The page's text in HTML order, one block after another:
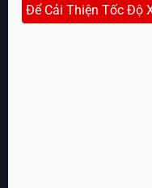
Để Cải Thiện Tốc Độ